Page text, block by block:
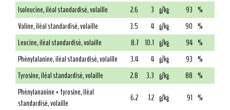
Isoleucine, iléal standardisé, volaille
2.6 3 g/kg 93 %
Valine, iléal standardisé, volaille
3.5 4 g/kg 90 %
Leucine, iléal standardisé, volaille
8.7 10.1 g/kg 94 %
Phénylalanine, iléal standardisé, volaille
3.4 4 g/kg 93 %
Tyrosine, iléal standardisé, volaille
2.8 3.3 g/kg 88 %
Phénylananine + tyrosine, iléal
standardisé, volaille
6.2 7.2 g/kg 91 %